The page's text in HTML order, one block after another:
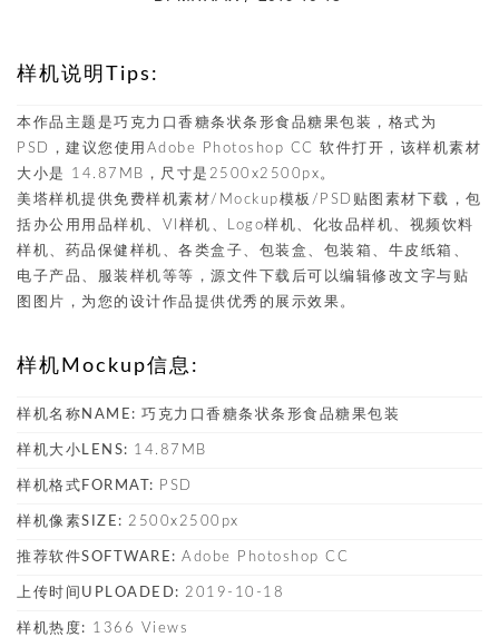
样机说明Tips:
本作品主题是巧克力口香糖条状条形食品糖果包装，格式为
PSD，建议您使用Adobe Photoshop CC 软件打开，该样机素材
大小是 14.87MB，尺寸是2500x2500px。
美塔样机提供免费样机素材/Mockup模板/PSD贴图素材下载，包
括办公用用品样机、VI样机、Logo样机、化妆品样机、视频饮料
样机、药品保健样机、各类盒子、包装盒、包装箱、牛皮纸箱、
电子产品、服装样机等等，源文件下载后可以编辑修改文字与贴
图图片，为您的设计作品提供优秀的展示效果。
样机Mockup信息:
样机名称NAME: 巧克力口香糖条状条形食品糖果包装
样机大小LENS: 14.87MB
样机格式FORMAT: PSD
样机像素SIZE: 2500x2500px
推荐软件SOFTWARE: Adobe Photoshop CC
上传时间UPLOADED: 2019-10-18
样机热度: 1366 Views